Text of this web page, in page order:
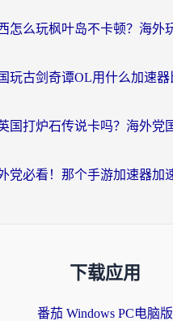
下载应用
番茄 Windows PC电脑版